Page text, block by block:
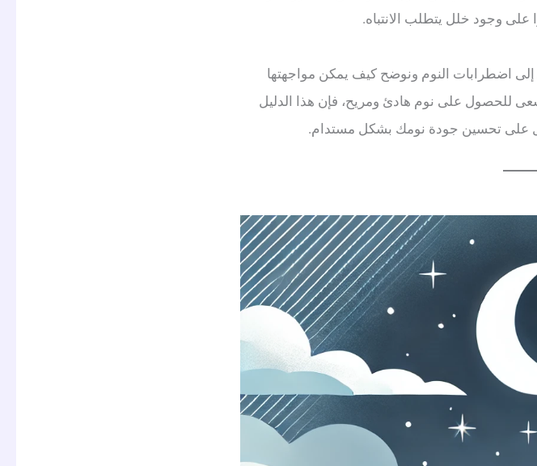
على وجود خلل يتطلب الانتباه.
اضطرابات النوم ونوضح كيف يمكن مواجهتها
للحصول على نوم هادئ ومريح، فإن هذا الدليل
على تحسين جودة نومك بشكل مستدام.